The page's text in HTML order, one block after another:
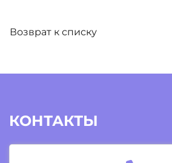
Возврат к списку
КОНТАКТЫ